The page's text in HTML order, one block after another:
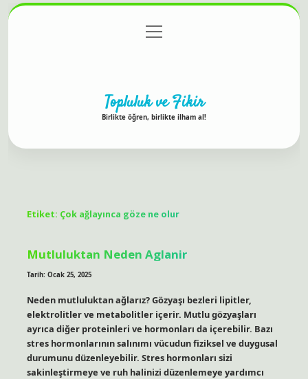
Gizlilik Politikası
menüyü
aç
Topluluk ve Fikir
Birlikte öğren, birlikte ilham al!
Etiket: Çok ağlayınca göze ne olur
Mutluluktan Neden Aglanir
Tarih: Ocak 25, 2025
Neden mutluluktan ağlarız? Gözyaşı bezleri lipitler,
elektrolitler ve metabolitler içerir. Mutlu gözyaşları
ayrıca diğer proteinleri ve hormonları da içerebilir. Bazı
stres hormonlarının salınımı vücudun fiziksel ve duygusal
durumunu düzenleyebilir. Stres hormonları sizi
sakinleştirmeye ve ruh halinizi düzenlemeye yardımcı